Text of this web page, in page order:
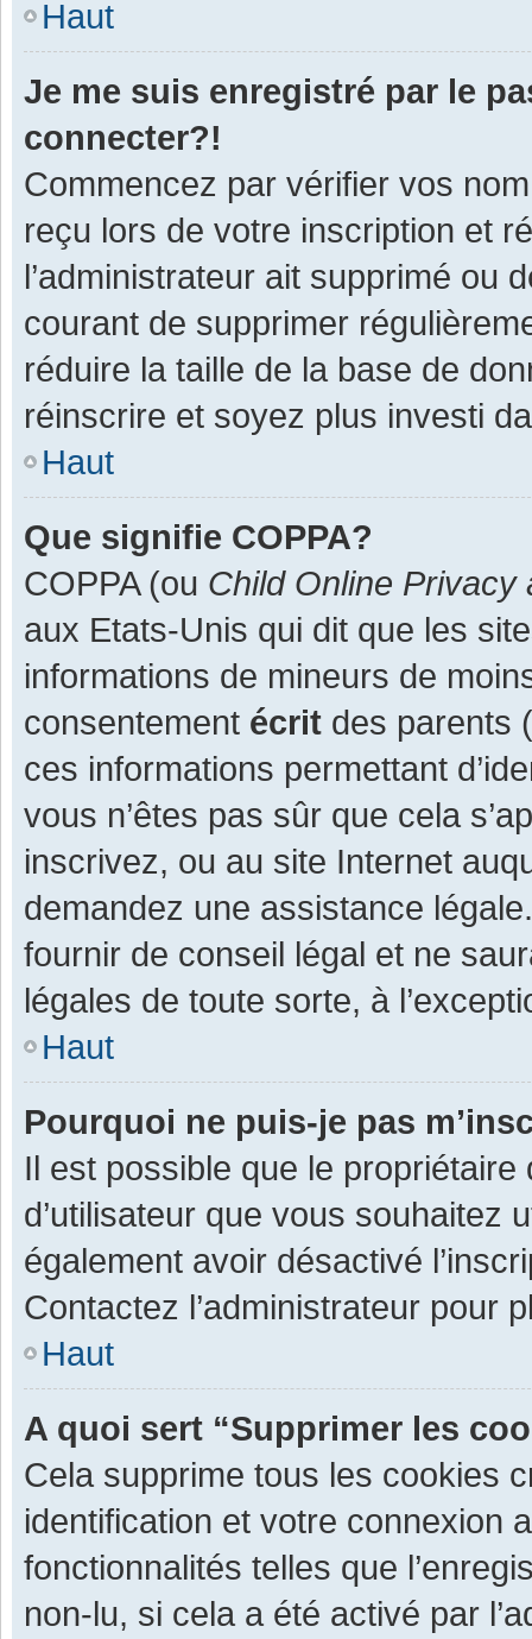
Haut
Je me suis enregistré par le
connecter?!
Commencez par vérifier vos
reçu lors de votre inscription et
l’administrateur ait supprimé ou
courant de supprimer
réduire la taille de la base de
réinscrire et soyez plus investi
Haut
Que signifie COPPA?
COPPA (ou Child Online Privacy
aux Etats-Unis qui dit que les
informations de mineurs de
consentement écrit des parents
ces informations permettant
vous n’êtes pas sûr que cela
inscrivez, ou au site Internet
demandez une assistance
fournir de conseil légal et ne
légales de toute sorte, à
Haut
Pourquoi ne puis-je pas
Il est possible que le
d’utilisateur que vous souhaitez
également avoir désactivé
Contactez l’administrateur pour
Haut
A quoi sert “Supprimer les
Cela supprime tous les cookies
identification et votre connexion
fonctionnalités telles que
non-lu, si cela a été activé par